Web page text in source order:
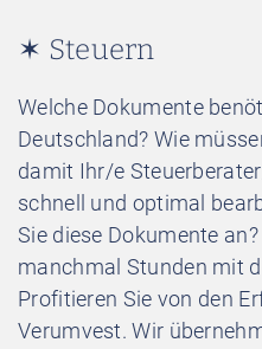
✶ Steuern
Welche Dokumente
Deutschland? Wie
damit Ihr/e
schnell und optimal
Sie diese Dokumente
manchmal Stunden mit
Profitieren Sie von den
Verumvest. Wir